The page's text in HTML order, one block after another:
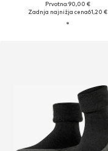
Prvotno: 90,00 €
Zadnja najnižja cena61,20 €